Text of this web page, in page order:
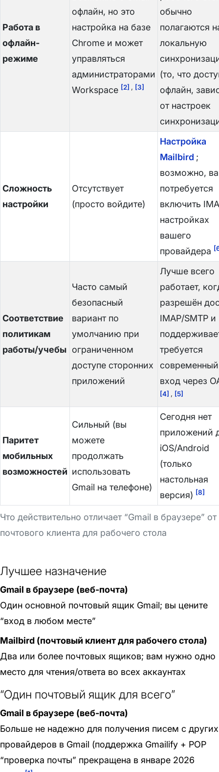
Что действительно отличает “Gmail в браузере” от
почтового клиента для рабочего стола
Работа в
офлайн-
режиме
офлайн, но это
настройка на базе
Chrome и может
управляться
администраторами
Workspace [2] , [3]
обычно
полагаются
локальную
(то, что
офлайн,
от настроек
Сложность
настройки
Отсутствует
(просто войдите)
Настройка
Mailbird ;
возможно,
потребуется
включить
настройках
вашего
провайдера
Соответствие
политикам
работы/учебы
Часто самый
безопасный
вариант по
умолчанию при
ограниченном
доступе сторонних
приложений
Лучше всего
работает,
разрешён
IMAP/SMTP и
требуется
современный
вход через
[4] , [5]
Паритет
мобильных
возможностей
Сильный (вы
можете
продолжать
использовать
Gmail на телефоне)
Сегодня нет
приложений
iOS/Android
(только
настольная
версия) [8]
Лучшее назначение
Gmail в браузере (веб-почта)
Один основной почтовый ящик Gmail; вы цените
“вход в любом месте”
Mailbird (почтовый клиент для рабочего стола)
Два или более почтовых ящиков; вам нужно одно
место для чтения/ответа во всех аккаунтах
“Один почтовый ящик для всего”
Gmail в браузере (веб-почта)
Больше не надежно для получения писем с других
провайдеров в Gmail (поддержка Gmailify + POP
“проверка почты” прекращена в январе 2026